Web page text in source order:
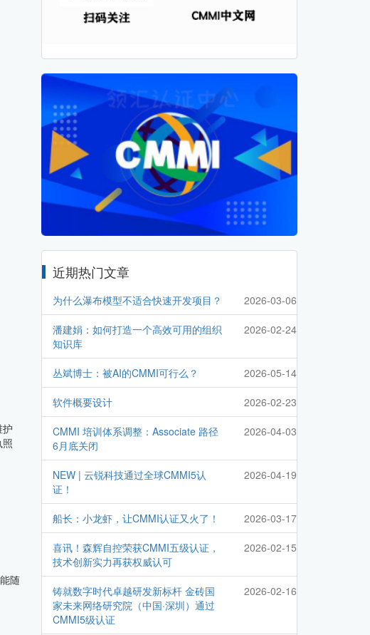
随
近期热门文章
为什么瀑布模型不适合快速开发项目？ 2026-03-06
潘建娟：如何打造一个高效可用的组织
知识库
2026-02-24
丛斌博士：被AI的CMMI可行么？ 2026-05-14
软件概要设计 2026-02-23
CMMI 培训体系调整：Associate 路径
6月底关闭
2026-04-03
NEW | 云锐科技通过全球CMMI5认
证！
2026-04-19
船长：小龙虾，让CMMI认证又火了！ 2026-03-17
喜讯！森辉自控荣获CMMI五级认证，
技术创新实力再获权威认可
2026-02-15
铸就数字时代卓越研发新标杆 金砖国
家未来网络研究院（中国·深圳）通过
CMMI5级认证
2026-02-16